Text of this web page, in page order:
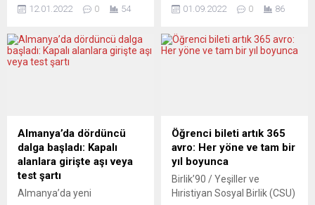
kanıtı” olduğunu belirtti.
Zahawi...
bulundu. Tugendhat,
alınmaması halinde
koruma hedeflerinin
arkasında kalacağı
iklim değişikliğiyle mücadele
programına ilişkin
değerlendirmelerde
bulundu. Ülkesinin iklimi
koruma konusunda çok
kapsamlı bir görevle karşı
12.01.2022 0 54
iyileştirilmesi talebiyle 2
bildirildi. Alman pilot
sendikası Vereinigung
Lufthansa pilotları için
“maaşların iyileştirilmesi”
görüşmelerinin sonuçsuz
kaldığını ve pilotlara grev
çağrısında bulunulduğu
belirtildi. İş bırakma
01.09.2022 0 86
Almanya’da dördüncü
dalga başladı: Kapalı
alanlara girişte aşı veya
test şartı
Almanya’da yeni
Öğrenci bileti artık 365
avro: Her yöne ve tam bir
yıl boyunca
Birlik’90 / Yeşiller ve
Hıristiyan Sosyal Birlik (CSU)